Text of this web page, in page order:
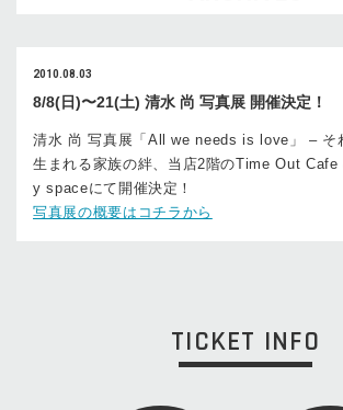
2010.08.03
8/8(日)〜21(土) 清水 尚 写真展 開催決定！
清水 尚 写真展「All we needs is love」 – そ
生まれる家族の絆、当店2階のTime Out
y spaceにて開催決定！
写真展の概要はコチラから
TICKET INFO